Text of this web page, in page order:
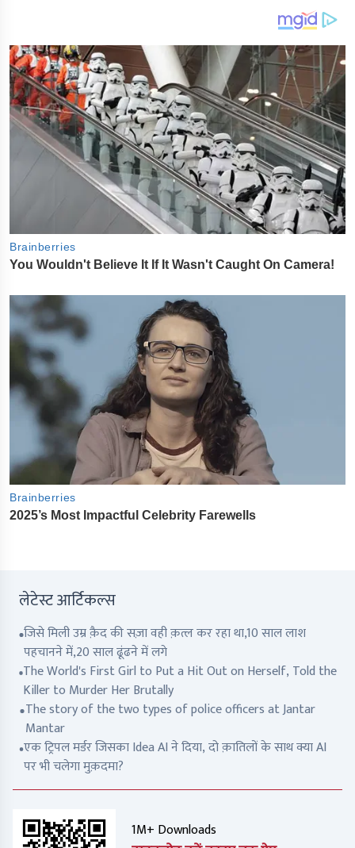
लेटेस्ट आर्टिकल्स
जिसे मिली उम्र क़ैद की सज़ा वही क़त्ल कर रहा था,10 साल लाश
पहचानने में,20 साल ढूंढने में लगे
The World's First Girl to Put a Hit Out on Herself, Told the
Killer to Murder Her Brutally
The story of the two types of police officers at Jantar
Mantar
एक ट्रिपल मर्डर जिसका Idea AI ने दिया, दो क़ातिलों के साथ क्या AI
पर भी चलेगा मुक़दमा?
1M+ Downloads